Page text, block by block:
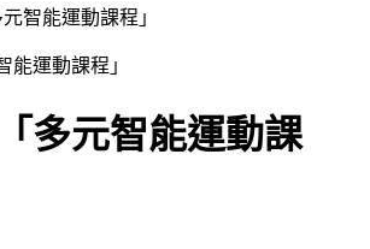
智能運動課程」
多元智能運動課